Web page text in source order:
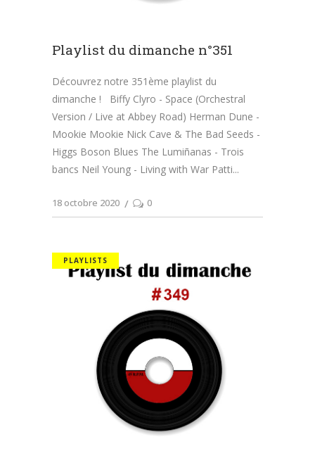
Playlist du dimanche n°351
Découvrez notre 351ème playlist du
dimanche ! Biffy Clyro - Space (Orchestral
Version / Live at Abbey Road) Herman Dune -
Mookie Mookie Nick Cave & The Bad Seeds -
Higgs Boson Blues The Lumiñanas - Trois
bancs Neil Young - Living with War Patti
18 octobre 2020 0
PLAYLISTS